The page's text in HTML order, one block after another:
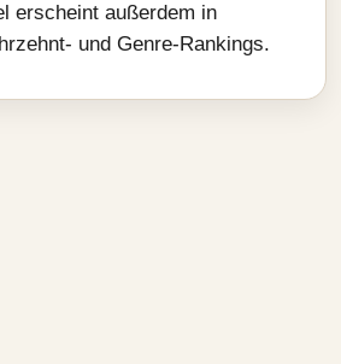
erscheint außerdem in
und Genre‑Rankings.